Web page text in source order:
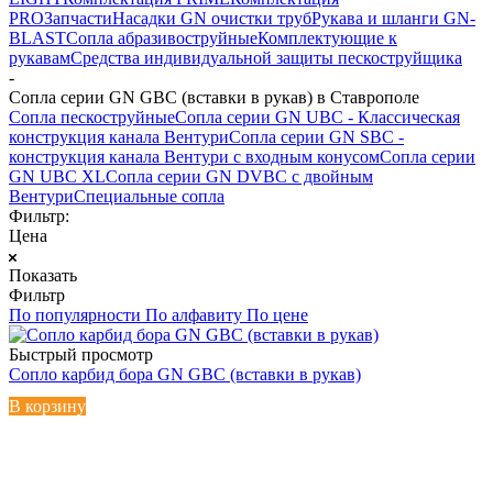
PROЗапчастиНасадки GN очистки трубРукава и шланги GN-
BLASTСопла абразивоструйныеКомплектующие к
рукавамСредства индивидуальной защиты пескоструйщика
-
Сопла серии GN GBC (вставки в рукав) в Ставрополе
Сопла пескоструйныеСопла серии GN UBC - Классическая
конструкция канала ВентуриСопла серии GN SBC -
конструкция канала Вентури c входным конусомСопла серии
GN UBC XLСопла серии GN DVBC с двойным
ВентуриСпециальные сопла
Фильтр:
Цена
Показать
Фильтр
По популярности По алфавиту По цене
Быстрый просмотр
Сопло карбид бора GN GBC (вставки в рукав)
В корзину